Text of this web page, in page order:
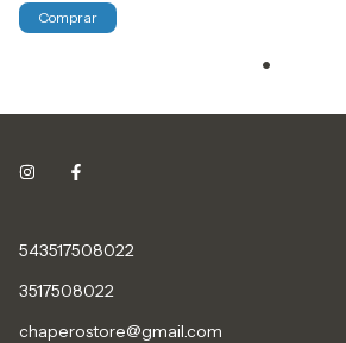
543517508022
3517508022
chaperostore@gmail.com